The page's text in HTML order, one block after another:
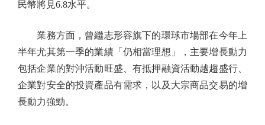
民幣將見6.8水平。
業務方面，曾繼志形容旗下的環球市場部在今年上
半年尤其第一季的業績「仍相當理想」，主要增長動力
包括企業的對沖活動旺盛、有抵押融資活動越趨盛行、
企業對安全的投資產品有需求，以及大宗商品交易的增
長動力強勁。